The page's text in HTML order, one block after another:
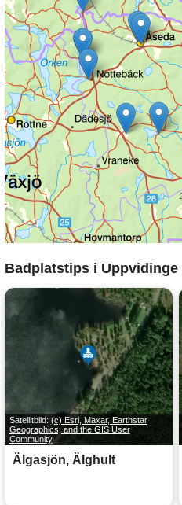
Badplatstips i Uppvidinge
Satellitbild: (c) Esri, Maxar, Earthstar
Geographics, and the GIS User
Community
Älgasjön, Älghult